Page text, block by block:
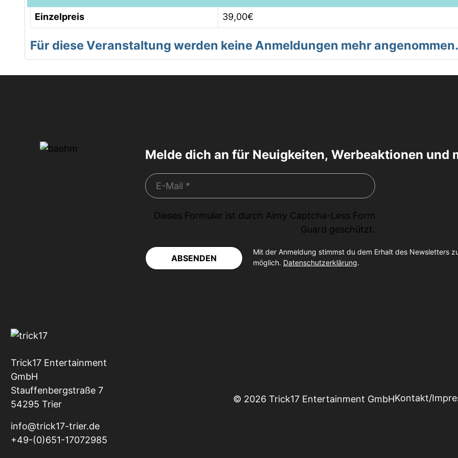
Einzelpreis 39,00€
Für diese Veranstaltung werden keine Anmeldungen mehr angenommen.
Melde dich an für Neuigkeiten, Werbeaktionen und
Dieses Formular ist durch Aimy Captcha-Less Form
Guard geschützt.
ABSENDEN
Mit der Anmeldung stimmst du dem Erhalt des Newsletters
möglich. Datenschutzerklärung.
Trick17 Entertainment
GmbH
Stauffenbergstraße 7
54295 Trier
info@trick17-trier.de
+49-(0)651-17072985
© 2026 Trick17 Entertainment GmbHKontakt/